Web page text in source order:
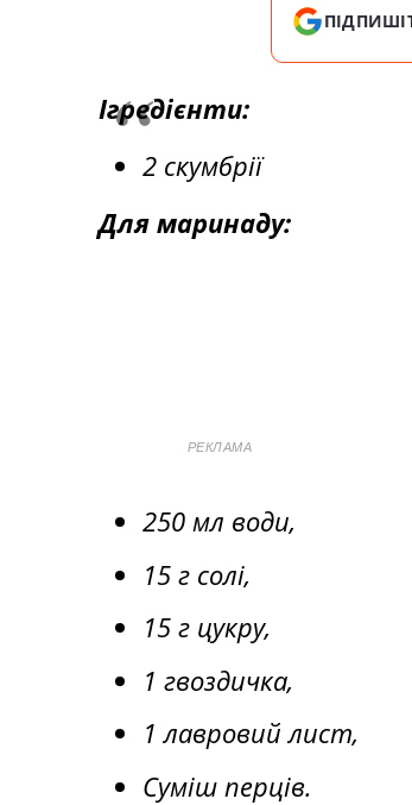
Ігредієнти:
2 скумбрії
Для маринаду:
РЕКЛАМА
250 мл води,
15 г солі,
15 г цукру,
1 гвоздичка,
1 лавровий лист,
Суміш перців.